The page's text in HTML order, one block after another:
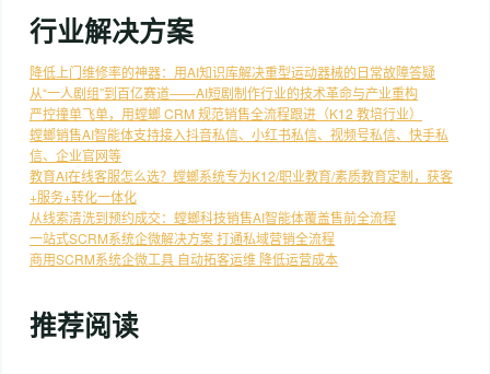
行业解决方案
降低上门维修率的神器：用AI知识库解决重型运动器械的日常故障答疑
从“一人剧组”到百亿赛道——AI短剧制作行业的技术革命与产业重构
严控撞单飞单，用螳螂 CRM 规范销售全流程跟进（K12 教培行业）
螳螂销售AI智能体支持接入抖音私信、小红书私信、视频号私信、快手私
信、企业官网等
教育AI在线客服怎么选？螳螂系统专为K12/职业教育/素质教育定制，获客
+服务+转化一体化
从线索清洗到预约成交：螳螂科技销售AI智能体覆盖售前全流程
一站式SCRM系统企微解决方案 打通私域营销全流程
商用SCRM系统企微工具 自动拓客运维 降低运营成本
推荐阅读